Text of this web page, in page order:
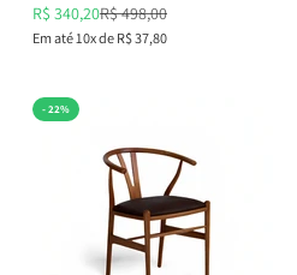
Preço promocional
R$ 340,20Preço normal
R$ 498,00
Em até 10x de R$ 37,80
- 22%